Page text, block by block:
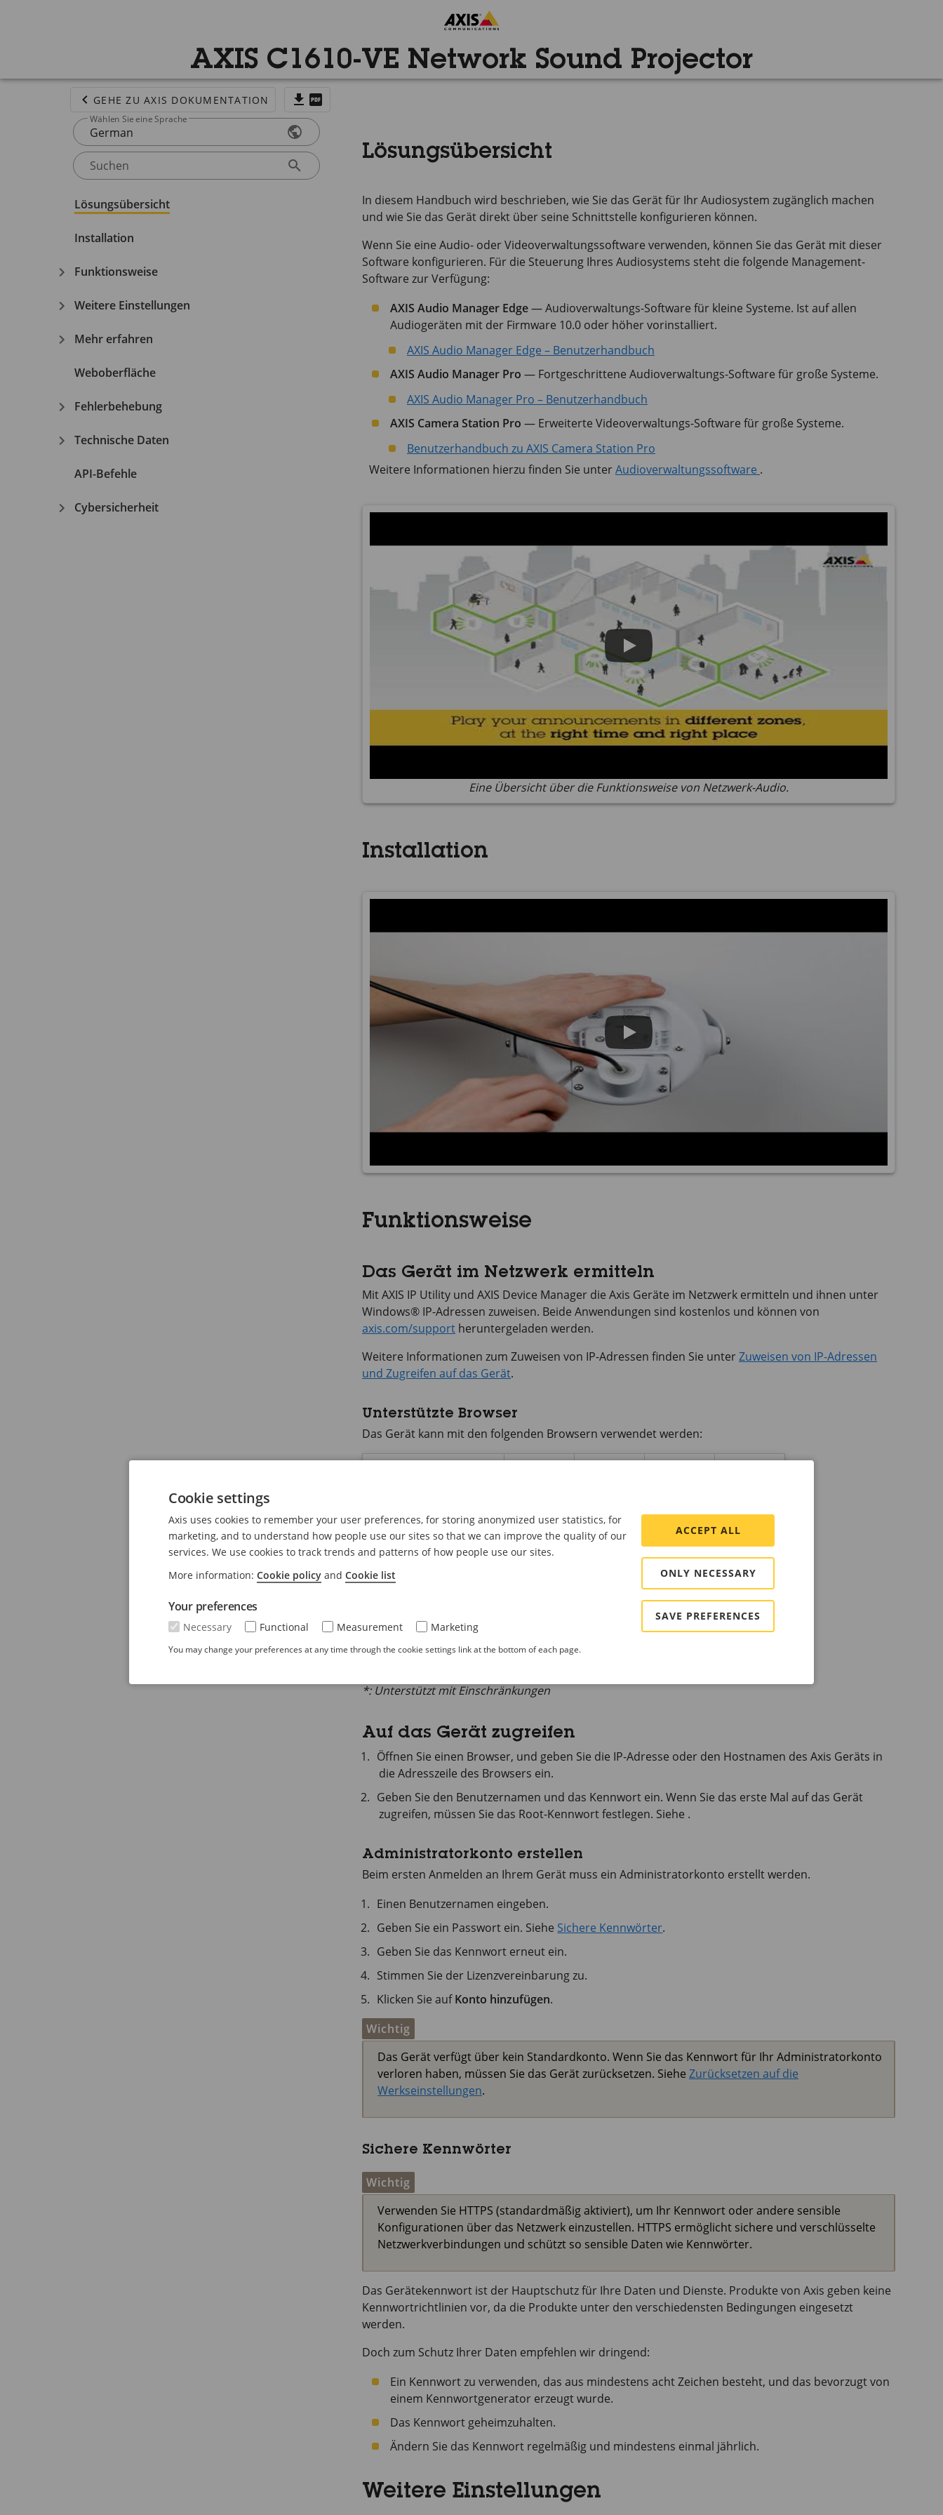
AXIS C1610-VE Network Sound Projector
GEHE ZU AXIS DOKUMENTATION
Wählen Sie eine Sprache
German
Suchen
Lösungsübersicht
Installation
Funktionsweise
Weitere Einstellungen
Mehr erfahren
Weboberfläche
Fehlerbehebung
Technische Daten
API-Befehle
Cybersicherheit
Lösungsübersicht
In diesem Handbuch wird beschrieben, wie Sie das Gerät für Ihr Audiosystem zugänglich machen
und wie Sie das Gerät direkt über seine Schnittstelle konfigurieren können.
Wenn Sie eine Audio- oder Videoverwaltungssoftware verwenden, können Sie das Gerät mit dieser
Software konfigurieren. Für die Steuerung Ihres Audiosystems steht die folgende Management-
Software zur Verfügung:
AXIS Audio Manager Edge— Audioverwaltungs-Software für kleine Systeme. Ist auf allen
Audiogeräten mit der Firmware 10.0 oder höher vorinstalliert.
AXIS Audio Manager Edge – Benutzerhandbuch
AXIS Audio Manager Pro — Fortgeschrittene Audioverwaltungs-Software für große Systeme.
AXIS Audio Manager Pro – Benutzerhandbuch
AXIS Camera Station Pro — Erweiterte Videoverwaltungs-Software für große Systeme.
Benutzerhandbuch zu AXIS Camera Station Pro
Weitere Informationen hierzu finden Sie unterAudioverwaltungssoftware .
Eine Übersicht über die Funktionsweise von Netzwerk-Audio.
Installation
Funktionsweise
Das Gerät im Netzwerk ermitteln
MitAXIS IP Utility und AXIS Device Manager die Axis Geräte im Netzwerk ermitteln und ihnen unter
Windows® IP-Adressen zuweisen. Beide Anwendungen sind kostenlos und können von
axis.com/support heruntergeladen werden.
Weitere Informationen zum Zuweisen von IP-Adressen finden Sie unterZuweisen von IP-Adressen
und Zugreifen auf das Gerät.
Unterstützte Browser
Das Gerät kann mit den folgenden Browsern verwendet werden:
macOS ✓ * *
Linux * *
Andere Betriebssysteme * *
*: Unterstützt mit Einschränkungen
Auf das Gerät zugreifen
Öffnen Sie einen Browser, und geben Sie die IP-Adresse oder den Hostnamen des Axis Geräts in
die Adresszeile des Browsers ein.
Geben Sie den Benutzernamen und das Kennwort ein. Wenn Sie das erste Mal auf das Gerät
zugreifen, müssen Sie das Root-Kennwort festlegen. Siehe .
Administratorkonto erstellen
Beim ersten Anmelden an Ihrem Gerät muss ein Administratorkonto erstellt werden.
Einen Benutzernamen eingeben.
Geben Sie ein Passwort ein. Siehe Sichere Kennwörter.
Geben Sie das Kennwort erneut ein.
Stimmen Sie der Lizenzvereinbarung zu.
Klicken Sie aufKonto hinzufügen.
Wichtig
Das Gerät verfügt über kein Standardkonto. Wenn Sie das Kennwort für Ihr Administratorkonto
verloren haben, müssen Sie das Gerät zurücksetzen. Siehe Zurücksetzen auf die
Werkseinstellungen.
Sichere Kennwörter
Wichtig
Verwenden Sie HTTPS (standardmäßig aktiviert), um Ihr Kennwort oder andere sensible
Konfigurationen über das Netzwerk einzustellen. HTTPS ermöglicht sichere und verschlüsselte
Netzwerkverbindungen und schützt so sensible Daten wie Kennwörter.
Das Gerätekennwort ist der Hauptschutz für Ihre Daten und Dienste. Produkte von Axis geben keine
Kennwortrichtlinien vor, da die Produkte unter den verschiedensten Bedingungen eingesetzt
werden.
Doch zum Schutz Ihrer Daten empfehlen wir dringend:
Ein Kennwort zu verwenden, das aus mindestens acht Zeichen besteht, und das bevorzugt von
einem Kennwortgenerator erzeugt wurde.
Das Kennwort geheimzuhalten.
Ändern Sie das Kennwort regelmäßig und mindestens einmal jährlich.
Weitere Einstellungen
Cookie settings
Axis uses cookies to remember your user preferences, for storing anonymized user statistics, for
marketing, and to understand how people use our sites so that we can improve the quality of our
services. We use cookies to track trends and patterns of how people use our sites.
More information: Cookie policy and Cookie list
Your preferences
Necessary Functional Measurement Marketing
You may change your preferences at any time through the cookie settings link at the bottom of each page.
ACCEPT ALL
ONLY NECESSARY
SAVE PREFERENCES